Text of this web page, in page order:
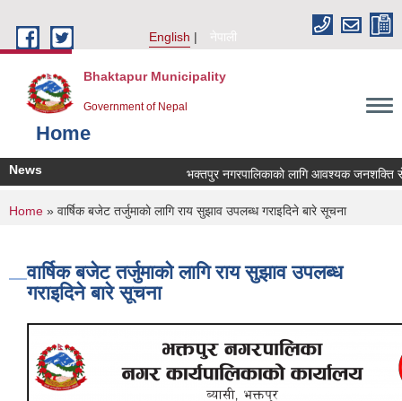
English
नेपाली
Bhaktapur Municipality
Government of Nepal
Home
News भक्तपुर नगरपालिकाको लागि आवश्यक जनशक्ति
You are here
Home » वार्षिक बजेट तर्जुमाकाे लागि राय सुझाव उपलब्ध गराइदिने बारे सूचना
वार्षिक बजेट तर्जुमाकाे लागि राय सुझाव उपलब्ध
गराइदिने बारे सूचना